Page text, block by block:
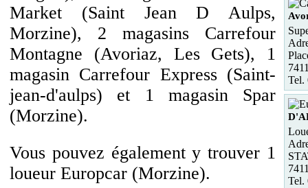
Market (Saint Jean D Aulps,
Morzine), 2 magasins Carrefour
Montagne (Avoriaz, Les Gets), 1
magasin Carrefour Express (Saint-
jean-d'aulps) et 1 magasin Spar
(Morzine).
Vous pouvez également y trouver 1
loueur Europcar (Morzine).
Tel.
Tel.